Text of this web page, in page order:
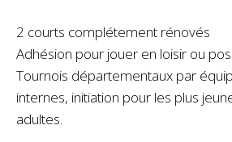
2 courts complétement rénovés
Adhésion pour jouer en loisir ou
Tournois départementaux par
internes, initiation pour les plus
adultes.